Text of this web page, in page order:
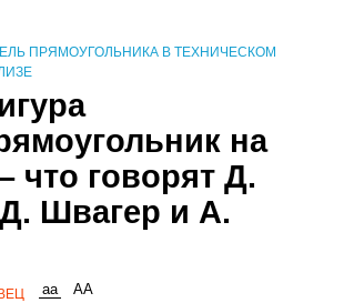
ПРЯМОУГОЛЬНИКА В ТЕХНИЧЕСКОМ
на
что говорят Д.
Швагер и А.